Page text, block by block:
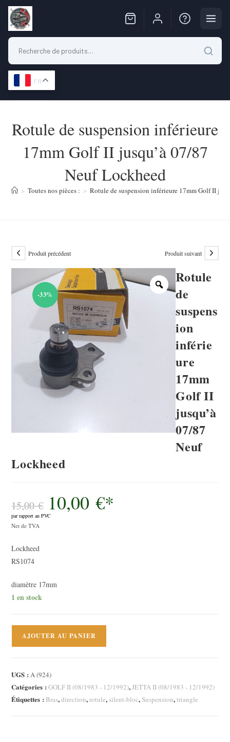
FR
contentRotule de suspension inférieure
17mm Golf II jusqu’à 07/87
Neuf Lockheed
> Toutes nos pièces : > Rotule de suspension inférieure 17mm Golf II
-33%
Produit précédent Produit suivant
Rotule
de
suspens
ion
inférie
ure
17mm
Golf II
jusqu’à
07/87
Neuf
Lockheed
15,00€
Le
prix
initial
était :
10,00€*
par rapport au PVC
Le
actuel
est :
Net de TVA
Lockheed
RS1074
diamètre 17mm
1 en stock
inférieure
AJOUTER AU PANIER
UGS :A (924)
Catégories :GOLF II (08/1983 - 12/1992),JETTA II (08/1983 - 12/1992)
Étiquettes : Bras,direction,rotule,silent-bloc,Suspension,triangle